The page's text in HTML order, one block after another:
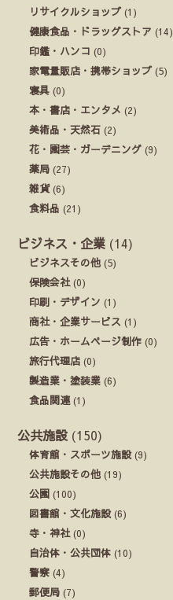
リサイクルショップ (1)
健康食品・ドラッグストア (14)
印鑑・ハンコ (0)
家電量販店・携帯ショップ (5)
寝具 (0)
本・書店・エンタメ (2)
美術品・天然石 (2)
花・園芸・ガーデニング (9)
薬局 (27)
雑貨(6)
食料品 (21)
ビジネス・企業 (14)
ビジネスその他 (5)
保険会社(0)
印刷・デザイン (1)
商社・企業サービス (1)
広告・ホームページ制作 (0)
旅行代理店 (0)
製造業・塗装業 (6)
食品関連 (1)
公共施設 (150)
体育館・スポーツ施設(9)
公共施設その他 (19)
公園 (100)
図書館・文化施設(6)
寺・神社(0)
自治体・公共団体 (10)
警察 (4)
郵便局 (7)